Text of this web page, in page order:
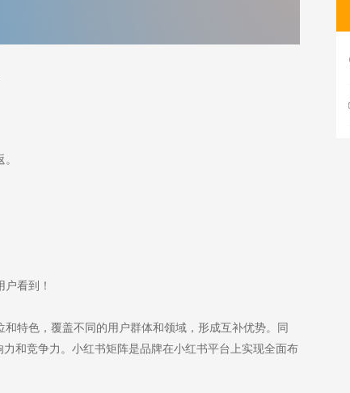
看到！
特色，覆盖不同的用户群体和领域，形成互补优势。同
和竞争力。小红书矩阵是品牌在小红书平台上实现全面布